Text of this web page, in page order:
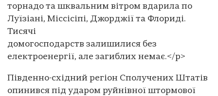
торнадо та шквальним вітром вдарила по
Луїзіані, Міссісіпі, Джорджії та Флориді.
Тисячі
домогосподарств залишилися без
електроенергії, але загиблих немає.</p>
Південно-східний регіон Сполучених Штатів
опинився під ударом руйнівної штормової